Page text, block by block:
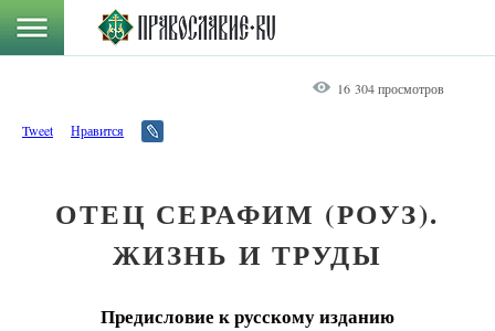
16 304 просмотров
Tweet Нравится
ОТЕЦ СЕРАФИМ (РОУЗ).
ЖИЗНЬ И ТРУДЫ
Предисловие к русскому изданию